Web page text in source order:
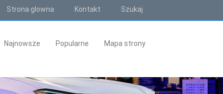
Strona glowna Kontakt Szukaj
Najnowsze Popularne Mapa strony